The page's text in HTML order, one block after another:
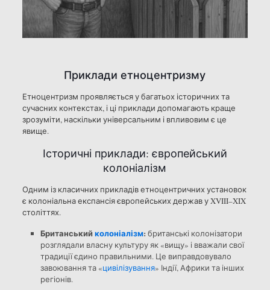
Приклади етноцентризму
Етноцентризм проявляється у багатьох історичних та
сучасних контекстах, і ці приклади допомагають краще
зрозуміти, наскільки універсальним і впливовим є це
явище.
Історичні приклади: європейський
колоніалізм
Одним із класичних прикладів етноцентричних установок
є колоніальна експансія європейських держав у XVIII–XIX
століттях.
Британськийколоніалізм: британські колонізатори
розглядали власну культуру як «вищу» і вважали свої
традиції єдино правильними. Це виправдовувало
завоювання та «цивілізування» Індії, Африки та інших
регіонів.